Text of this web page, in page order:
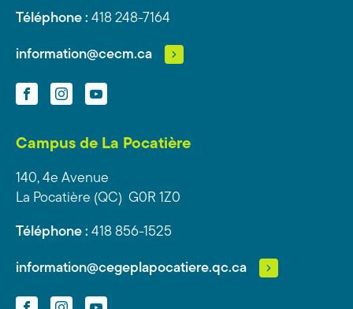
Téléphone : 418 248-7164
information@cecm.ca
FacebookInstagramYouTube
Campus de La Pocatière
140, 4e Avenue
La Pocatière (QC) G0R 1Z0
Téléphone : 418 856-1525
information@cegeplapocatiere.qc.ca
FacebookInstagramYouTube